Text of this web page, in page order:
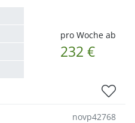
pro Woche ab
232 €
novp42768